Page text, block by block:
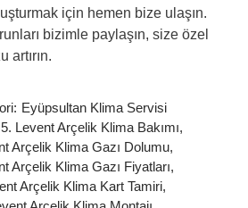
için hemen bize ulaşın.
bizimle paylaşın, size özel
artırın.
Eyüpsultan Klima Servisi
5. Levent Arçelik Klima Bakımı,
Arçelik Klima Gazı Dolumu,
Arçelik Klima Gazı Fiyatları,
Arçelik Klima Kart Tamiri,